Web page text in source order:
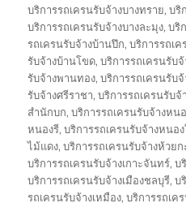
บริการรถเครนรับจ้างบางทราย,บริ
บริการรถเครนรับจ้างบางละมุง,บริ
รถเครนรับจ้างบ้านปึก,บริการรถเ
รับจ้างบ้านโขด,บริการรถเครนรับ
รับจ้างพานทอง,บริการรถเครนรับ
รับจ้างศรีราชา,บริการรถเครนรับจ้
สำนักบก,บริการรถเครนรับจ้างหน
หนองรี,บริการรถเครนรับจ้างหนอ
ไม้แดง,บริการรถเครนรับจ้างห้วยก
บริการรถเครนรับจ้างเกาะจันทร์,บ
บริการรถเครนรับจ้างเมืองชลบุรี,บ
รถเครนรับจ้างเหมือง,บริการรถเค